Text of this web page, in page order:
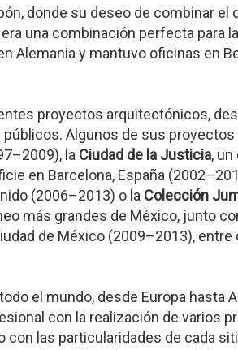
donde su deseo de combinar el
una combinación perfecta para
Alemania y mantuvo oficinas en
proyectos arquitectónicos,
Algunos de sus proyectos
la Ciudad de la Justicia,
en Barcelona, España
(2006–2013) o la Colección
más grandes de México, junto
de México (2009–2013), entre
el mundo, desde Europa hasta
con la realización de varios
con las particularidades de cada